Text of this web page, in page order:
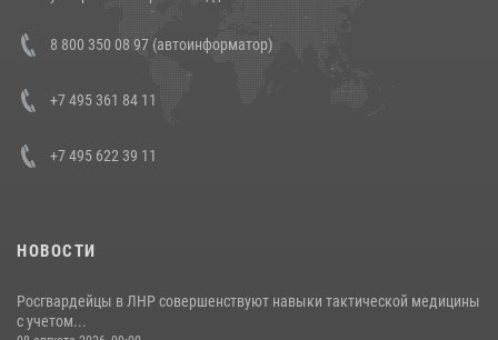
Состоялась рабочая встреча директора Росгвардии Героя России
генерала армии Виктора Золотова с заместителем полномочного
представителя Президента Российской Федерации в Северо-
Кавказском федеральном округе Виталием Кузнецовым
8 800 350 08 97 (автоинформатор)
+7 495 361 84 11
+7 495 622 39 11
НОВОСТИ
Росгвардейцы в ЛНР совершенствуют навыки тактической медицины
с учетом...